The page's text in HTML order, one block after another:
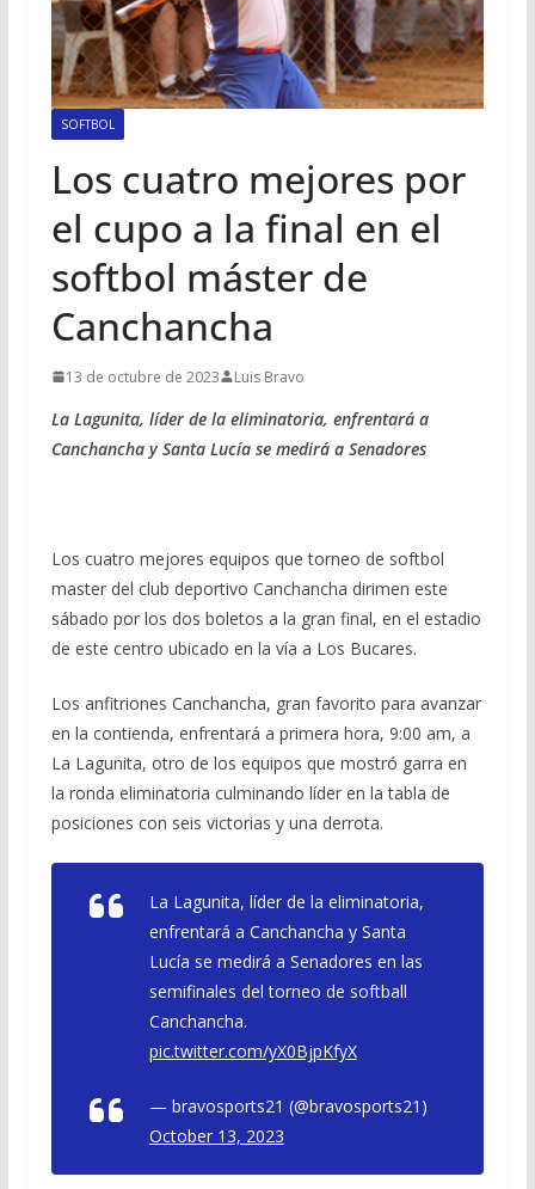
SOFTBOL
Los cuatro mejores por
el cupo a la final en el
softbol máster de
Canchancha
13 de octubre de 2023 Luis Bravo
La Lagunita, líder de la eliminatoria, enfrentará a
Canchancha y Santa Lucía se medirá a Senadores
Los cuatro mejores equipos que torneo de softbol
master del club deportivo Canchancha dirimen este
sábado por los dos boletos a la gran final, en el estadio
de este centro ubicado en la vía a Los Bucares.
Los anfitriones Canchancha, gran favorito para avanzar
en la contienda, enfrentará a primera hora, 9:00 am, a
La Lagunita, otro de los equipos que mostró garra en
la ronda eliminatoria culminando líder en la tabla de
posiciones con seis victorias y una derrota.
La Lagunita, líder de la eliminatoria,
enfrentará a Canchancha y Santa
Lucía se medirá a Senadores en las
semifinales del torneo de softball
Canchancha.
pic.twitter.com/yX0BjpKfyX
— bravosports21 (@bravosports21)
October 13, 2023